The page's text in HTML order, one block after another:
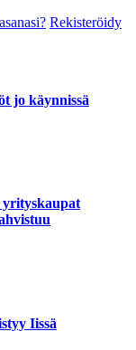
Rekisteröidy
jo käynnissä
yrityskaupat
Iissä